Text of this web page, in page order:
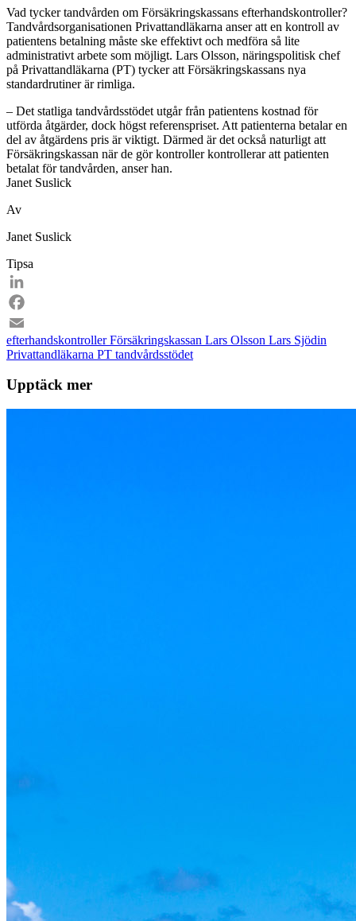
Vad tycker tandvården om Försäkringskassans efterhandskontroller?
Tandvårdsorganisationen Privattandläkarna anser att en kontroll av
patientens betalning måste ske effektivt och medföra så lite
administrativt arbete som möjligt. Lars Olsson, näringspolitisk chef
på Privattandläkarna (PT) tycker att Försäkringskassans nya
standardrutiner är rimliga.
– Det statliga tandvårdsstödet utgår från patientens kostnad för
utförda åtgärder, dock högst referenspriset. Att patienterna betalar en
del av åtgärdens pris är viktigt. Därmed är det också naturligt att
Försäkringskassan när de gör kontroller kontrollerar att patienten
betalat för tandvården, anser han.
Janet Suslick
Av
Janet Suslick
Tipsa
LinkedIn
Facebook
Email
efterhandskontrollerFörsäkringskassan Lars Olsson Lars Sjödin
Privattandläkarna PT tandvårdsstödet
Upptäck mer